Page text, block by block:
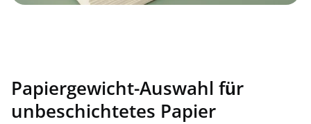
Papiergewicht-Auswahl für
unbeschichtetes Papier